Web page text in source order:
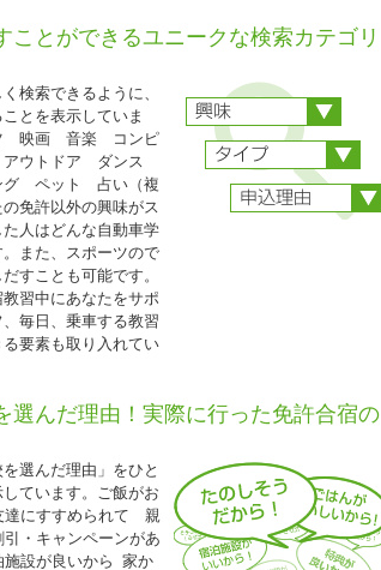
。
税込22,000円引
ル那珂 入校日限定特割』
珂◆
入校日限定特割』
9月20日～12月31日の期間中の入校日
リプル（女性は校内宿舎ソレイユ利用、男性はエリ
円）
円）
ら更に税込11,000円引き!(学生証の持参要)
金です。
証内容は通常プランと同様です。
ことができるユニークな検索カテゴリ
検索できるように、
とを表示していま
映画 音楽 コンピ
ウトドア ダンス
ペット 占い（複
免許以外の興味がス
人はどんな自動車学
また、スポーツので
すことも可能です。
習中にあなたをサポ
毎日、乗車する教習
要素も取り入れてい
選んだ理由！実際に行った免許合宿の
選んだ理由」をひと
ています。ご飯がお
達にすすめられて 親
・キャンペーンがあ
設が良いから 家か